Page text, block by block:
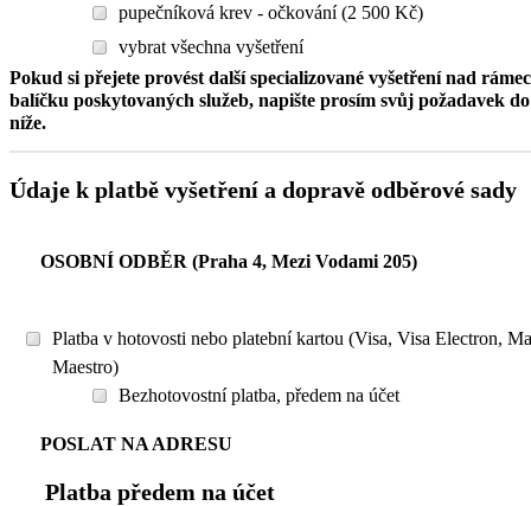
pupečníková krev - očkování (2 500 Kč)
vybrat všechna vyšetření
Pokud si přejete provést další specializované vyšetření nad
balíčku poskytovaných služeb, napište prosím svůj požadavek
níže.
Údaje k platbě vyšetření a dopravě odběrové sady
OSOBNÍ ODBĚR (Praha 4, Mezi Vodami 205)
Platba v hotovosti nebo platební kartou (Visa, Visa Electron,
Maestro)
Bezhotovostní platba, předem na účet
POSLAT NA ADRESU
Platba předem na účet